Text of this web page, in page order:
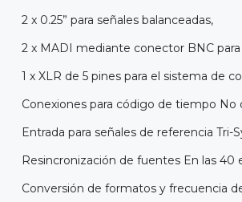
2 x 0.25” para señales balanceadas,
2 x MADI mediante conector BNC
1 x XLR de 5 pines para el sistema de
Conexiones para código de tiempo No
Entrada para señales de referencia Tri-
Resincronización de fuentes En las 40
Conversión de formatos y frecuencia